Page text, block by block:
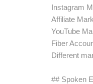
Instagram
Affiliate
YouTube
Fiber
Different
## Spoken